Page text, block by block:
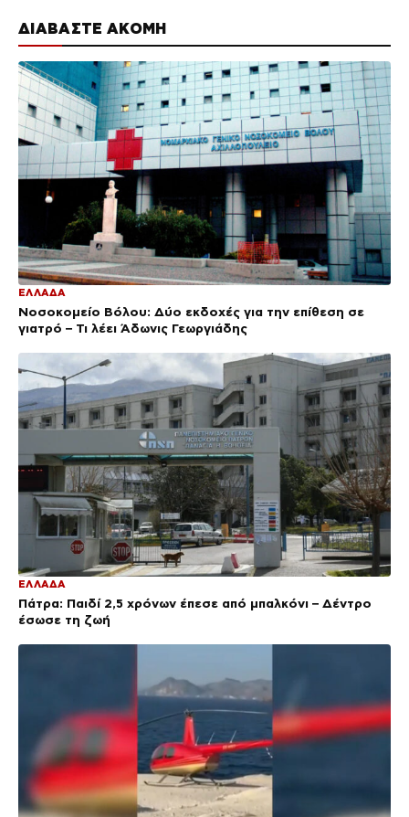
ΔΙΑΒΑΣΤΕ ΑΚΟΜΗ
ΕΛΛΑΔΑ
Νοσοκομείο Βόλου: Δύο εκδοχές για την επίθεση σε
γιατρό – Τι λέει Άδωνις Γεωργιάδης
ΕΛΛΑΔΑ
Πάτρα: Παιδί 2,5 χρόνων έπεσε από μπαλκόνι – Δέντρο
έσωσε τη ζωή